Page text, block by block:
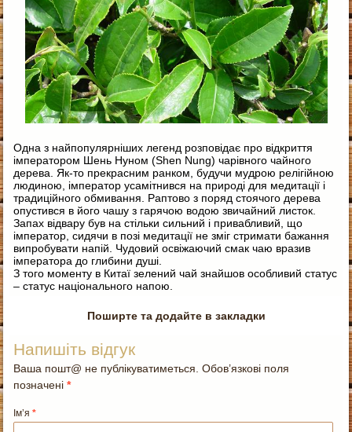
Одна з найпопулярніших легенд розповідає про відкриття
імператором Шень Нуном (Shen Nung) чарівного чайного
дерева. Як-то прекрасним ранком, будучи мудрою релігійною
людиною, імператор усамітнився на природі для медитації і
традиційного обмивання. Раптово з поряд стоячого дерева
опустився в його чашу з гарячою водою звичайний листок.
Запах відвару був на стільки сильний і привабливий, що
імператор, сидячи в позі медитації не зміг стримати бажання
випробувати напій. Чудовий освіжаючий смак чаю вразив
імператора до глибини душі.
З того моменту в Китаї зелений чай знайшов особливий статус
– статус національного напою.
Поширте та додайте в закладки
Напишіть відгук
Ваша пошт@ не публікуватиметься. Обов’язкові поля
позначені*
Ім’я*